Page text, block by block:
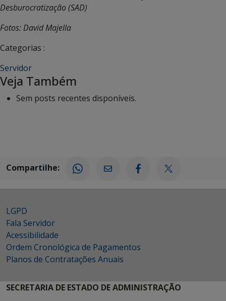
Desburocratização (SAD)
Fotos: David Majella
Categorias :
Servidor
Veja Também
Sem posts recentes disponíveis.
Compartilhe:
LGPD
Fala Servidor
Acessibilidade
Ordem Cronológica de Pagamentos
Planos de Contratações Anuais
SECRETARIA DE ESTADO DE ADMINISTRAÇÃO